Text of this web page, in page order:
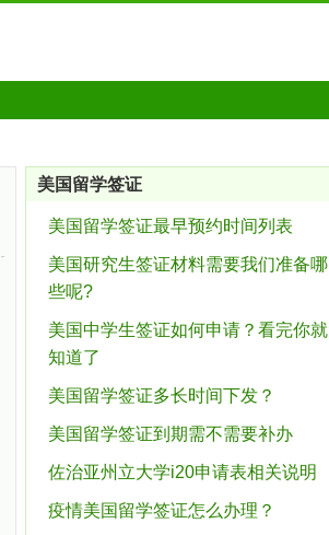
美国留学签证
美国留学签证最早预约时间列表
美国研究生签证材料需要我们准备哪
些呢?
美国中学生签证如何申请？看完你就
知道了
美国留学签证多长时间下发？
美国留学签证到期需不需要补办
佐治亚州立大学i20申请表相关说明
疫情美国留学签证怎么办理？